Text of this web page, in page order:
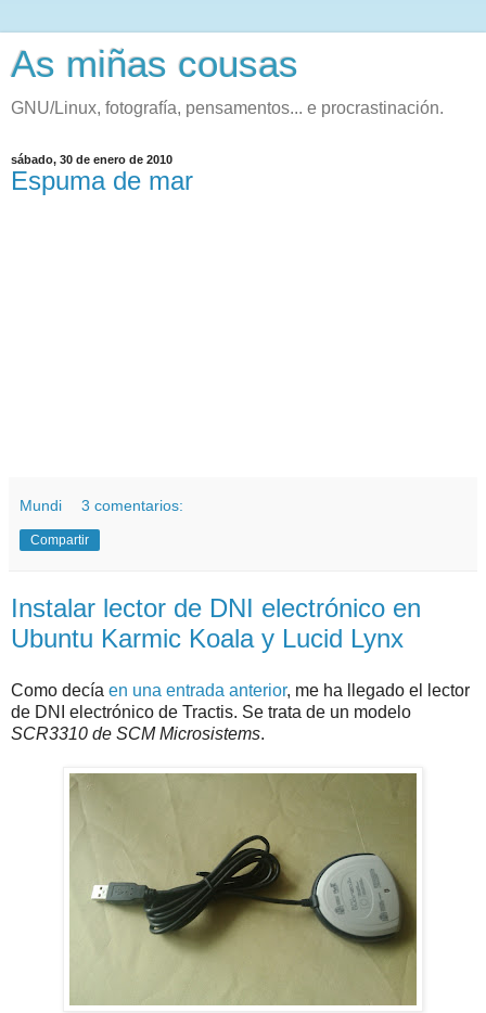
As miñas cousas
GNU/Linux, fotografía, pensamentos... e procrastinación.
sábado, 30 de enero de 2010
Espuma de mar
Mundi 3 comentarios:
Compartir
Instalar lector de DNI electrónico en
Ubuntu Karmic Koala y Lucid Lynx
Como decía en una entrada anterior, me ha llegado el lector
de DNI electrónico de Tractis. Se trata de un modelo
SCR3310 de SCM Microsistems.